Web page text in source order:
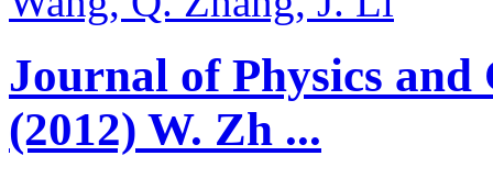
Journal of Physics and
(2012) W. Zh ...